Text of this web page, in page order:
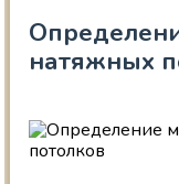
натяжных